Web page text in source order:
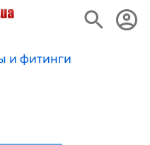
и фитинги